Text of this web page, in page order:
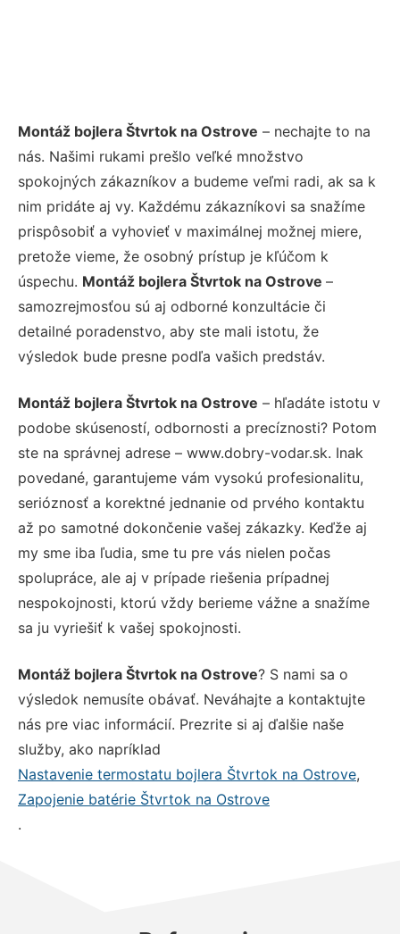
Montáž bojlera Štvrtok na Ostrove – nechajte to na
nás. Našimi rukami prešlo veľké množstvo
spokojných zákazníkov a budeme veľmi radi, ak sa k
nim pridáte aj vy. Každému zákazníkovi sa snažíme
prispôsobiť a vyhovieť v maximálnej možnej miere,
pretože vieme, že osobný prístup je kľúčom k
úspechu. Montáž bojlera Štvrtok na Ostrove –
samozrejmosťou sú aj odborné konzultácie či
detailné poradenstvo, aby ste mali istotu, že
výsledok bude presne podľa vašich predstáv.
Montáž bojlera Štvrtok na Ostrove – hľadáte istotu v
podobe skúseností, odbornosti a precíznosti? Potom
ste na správnej adrese – www.dobry-vodar.sk. Inak
povedané, garantujeme vám vysokú profesionalitu,
serióznosť a korektné jednanie od prvého kontaktu
až po samotné dokončenie vašej zákazky. Keďže aj
my sme iba ľudia, sme tu pre vás nielen počas
spolupráce, ale aj v prípade riešenia prípadnej
nespokojnosti, ktorú vždy berieme vážne a snažíme
sa ju vyriešiť k vašej spokojnosti.
Montáž bojlera Štvrtok na Ostrove? S nami sa o
výsledok nemusíte obávať. Neváhajte a kontaktujte
nás pre viac informácií. Prezrite si aj ďalšie naše
služby, ako napríklad
Nastavenie termostatu bojlera Štvrtok na Ostrove,
Zapojenie batérie Štvrtok na Ostrove
.